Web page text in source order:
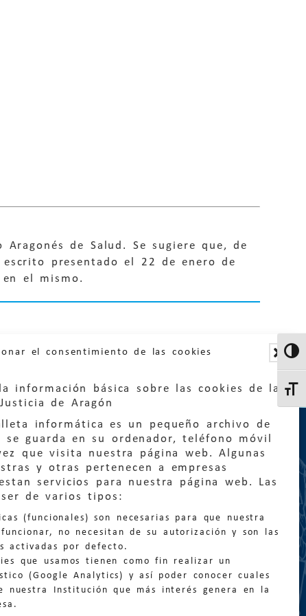
el consentimiento de las cookies
información básica sobre las cookies de la
de Aragón
informática es un pequeño archivo de
se guarda en su ordenador, teléfono móvil
que visita nuestra página web. Algunas
y otras pertenecen a empresas
servicios para nuestra página web. Las
de varios tipos:
(funcionales) son necesarias para que nuestra
no necesitan de su autorización y son las
activadas por defecto.
que usamos tienen como fin realizar un
(Google Analytics) y así poder conocer cuales
nuestra Institución que más interés genera en la
de Salud. Se sugiere que, de
presentado el 22 de enero de
el mismo.
quejas@eljusticiadearagon.es
general:
900 210 210/ 976 399 354